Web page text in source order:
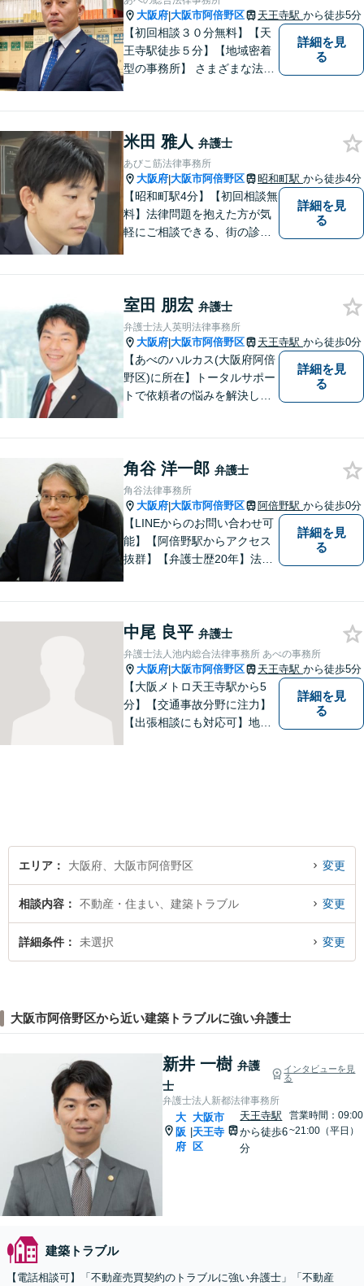
大阪府|大阪市阿倍野区 天王寺駅 から徒歩5分
【初回相談３０分無料】【天
王寺駅徒歩５分】【地域密着
型の事務所】 さまざまな法律
相続、インターネット上のト
ラブルに注力！！
詳細を見
る
米田 雅人 弁護士
あびこ筋法律事務所
大阪府|大阪市阿倍野区 昭和町駅 から徒歩4分
【昭和町駅4分】【初回相談無
料】法律問題を抱えた方が気
軽にご相談できる、街の診療
い分野に対応しております。
お気軽にご相談ください。
【夜間・休日対応可】
詳細を見
る
室田 朋宏 弁護士
弁護士法人英明法律事務所
大阪府|大阪市阿倍野区 天王寺駅 から徒歩0分
【あべのハルカス(大阪府阿倍
野区)に所在】トータルサポー
トで依頼者の悩みを解決しま
詳細を見
る
角谷 洋一郎 弁護士
角谷法律事務所
大阪府|大阪市阿倍野区 阿倍野駅 から徒歩0分
【LINEからのお問い合わせ可
能】【阿倍野駅からアクセス
抜群】【弁護士歴20年】法テ
トップ対応が強み！交通事故
／遺産分割／離婚／債務整理
／その他
詳細を見
る
中尾 良平 弁護士
弁護士法人池内総合法律事務所 あべの事務所
大阪府|大阪市阿倍野区 天王寺駅 から徒歩5分
【大阪メトロ天王寺駅から5
分】【交通事故分野に注力】
【出張相談にも対応可】地元
詳細を見
る
エリア 大阪府、大阪市阿倍野区 変更
相談内容 不動産・住まい、建築トラブル 変更
詳細条件 未選択 変更
大阪市阿倍野区から近い建築トラブルに強い弁護士
新井 一樹 弁護
士
インタビューを見
る
弁護士法人新都法律事務所
大
阪
府
大阪市
天王寺
区
天王寺駅
から徒歩6
分
営業時間：09:00
~21:00（平日）
建築トラブル
【電話相談可】「不動産売買契約のトラブルに強い弁護士」「不動産